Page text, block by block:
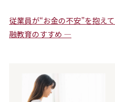
従業員が“お金の不安”を抱え
融教育のすすめ ―